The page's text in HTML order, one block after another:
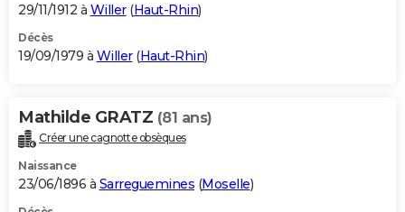
29/11/1912 à Willer(Haut-Rhin)
Décès
19/09/1979 à Willer(Haut-Rhin)
Mathilde GRATZ (81 ans)
Créer une cagnotte obsèques
Naissance
23/06/1896 à Sarreguemines (Moselle)